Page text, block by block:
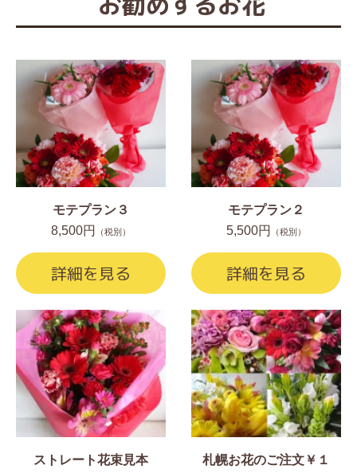
モテプラン３
8,500円
（税別）
詳細を見る
モテプラン２
5,500円
（税別）
詳細を見る
ストレート花束見本
札幌お花のご注文￥１